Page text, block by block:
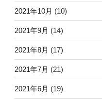
2021年10月 (10)
2021年9月 (14)
2021年8月 (17)
2021年7月 (21)
2021年6月 (19)